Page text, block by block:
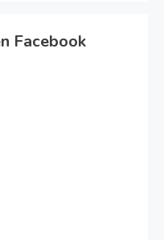
Facebook